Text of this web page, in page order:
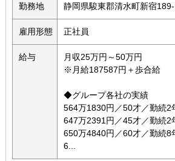
勤務地 静岡県駿東郡清水町新宿189-
雇用形態 正社員
給与
月収25万円～50万円
※月給187587円＋歩合給
◆グループ各社の実績
564万1830円／50才／勤続2
647万2391円／45才／勤続2
650万4840円／60才／勤続8
6...